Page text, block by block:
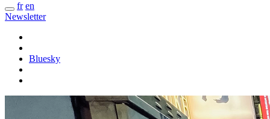
fr en
Newsletter
Bluesky